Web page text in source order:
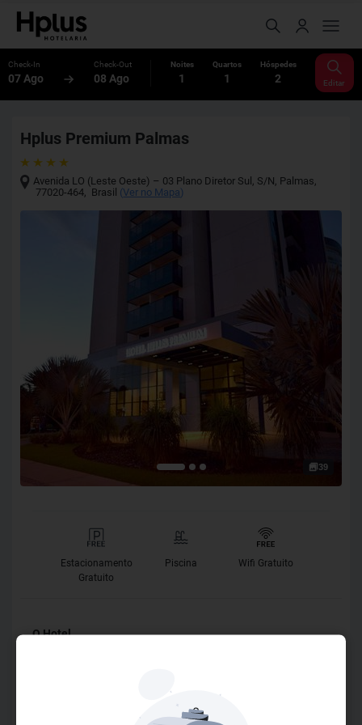
Check-In
07 Ago
Check-Out
08 Ago
Noites
1
Quartos
1
Hóspedes
2 Editar
Hplus Premium Palmas
Avenida LO (Leste Oeste) – 03 Plano Diretor Sul, S/N, Palmas,
77020-464, Brasil (Ver no Mapa)
39
Estacionamento
Gratuito
Piscina Wifi Gratuito
O Hotel
hospitalidade e um atendimento diferenciado em uma